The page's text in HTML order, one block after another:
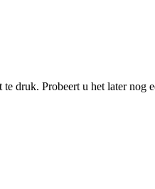
druk. Probeert u het later nog